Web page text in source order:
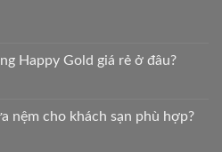
Happy Gold giá rẻ ở đâu?
nệm cho khách sạn phù hợp?